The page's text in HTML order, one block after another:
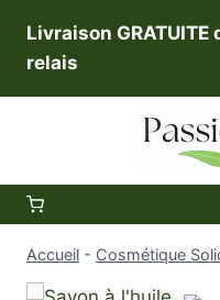
contenu
Livraison
relais
Accueil - Cosmétique